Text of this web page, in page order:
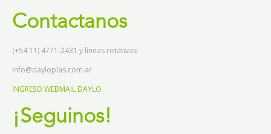
Contactanos
(+54 11) 4771-2431 y líneas rotativas
info@dayloplas.com.ar
INGRESO WEBMAIL DAYLO
¡Seguinos!